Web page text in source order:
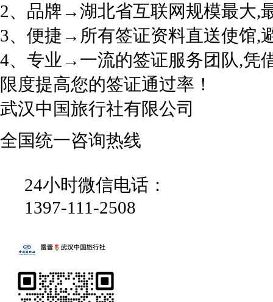
2、品牌→湖北省互联网规模最大,
3、便捷→所有签证资料直送使馆,
4、专业→一流的签证服务团队,凭
限度提高您的签证通过率！
武汉中国旅行社有限公司
全国统一咨询热线
24小时微信电话：
1397-111-2508